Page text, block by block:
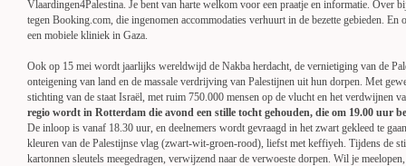
Vlaardingen4Palestina. Je bent van harte welkom voor een praatje en informatie. Over
tegen Booking.com, die ingenomen accommodaties verhuurt in de bezette gebieden. En
een mobiele kliniek in Gaza.
Ook op 15 mei wordt jaarlijks wereldwijd de Nakba herdacht, de vernietiging van de
onteigening van land en de massale verdrijving van Palestijnen uit hun dorpen. Met
stichting van de staat Israël, met ruim 750.000 mensen op de vlucht en het verdwijnen
regio wordt in Rotterdam die avond een stille tocht gehouden, die om 19.00 uur
De inloop is vanaf 18.30 uur, en deelnemers wordt gevraagd in het zwart gekleed te
kleuren van de Palestijnse vlag (zwart-wit-groen-rood), liefst met keffiyeh. Tijdens de
kartonnen sleutels meegedragen, verwijzend naar de verwoeste dorpen. Wil je